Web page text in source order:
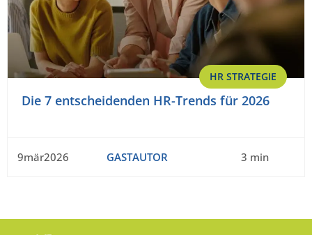
HR STRATEGIE
Die 7 entscheidenden HR-Trends für 2026
9mär2026 GASTAUTOR 3 min